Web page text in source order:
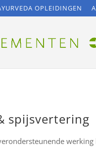
OPLEIDINGEN
spijsvertering